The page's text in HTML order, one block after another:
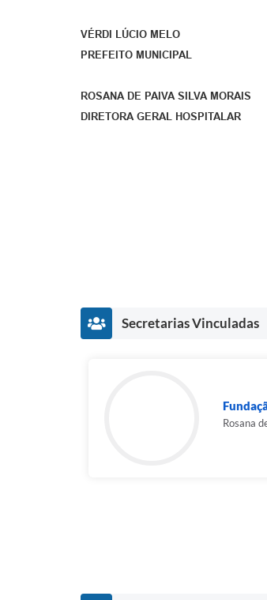
VÉRDI LÚCIO MELO
PREFEITO MUNICIPAL
ROSANA DE PAIVA SILVA MORAIS
DIRETORA GERAL HOSPITALAR
Secretarias Vinculadas
Rosana